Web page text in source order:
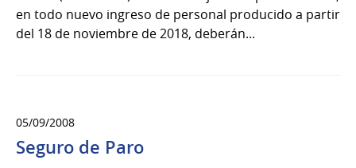
en todo nuevo ingreso de personal producido a partir
del 18 de noviembre de 2018, deberán...
05/09/2008
Seguro de Paro